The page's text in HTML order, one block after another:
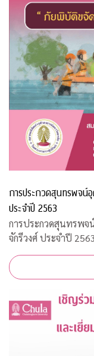
การประกวดสุนทรพจน์
ประจำปี 2563
การประกวดสุนทรพจ
จักรีวงศ์ ประจำปี 2563